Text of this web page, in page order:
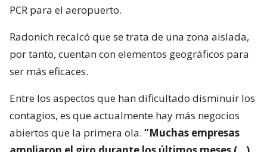
PCR para el aeropuerto.
Radonich recalcó que se trata de una zona aislada,
por tanto, cuentan con elementos geográficos para
ser más eficaces.
Entre los aspectos que han dificultado disminuir los
contagios, es que actualmente hay más negocios
abiertos que la primera ola. “Muchas empresas